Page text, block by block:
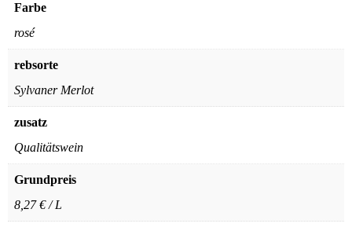
Farbe
rosé
rebsorte
Sylvaner Merlot
zusatz
Qualitätswein
Grundpreis
8,27 € / L